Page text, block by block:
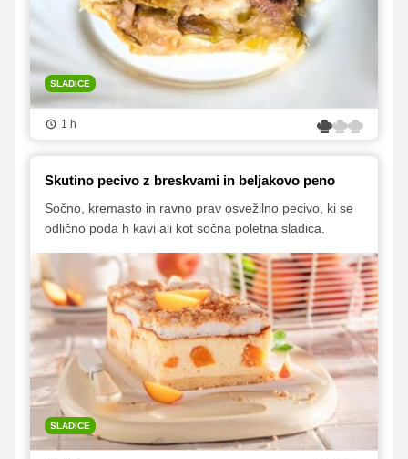
SLADICE
1 h
Skutino pecivo z breskvami in beljakovo peno
Sočno, kremasto in ravno prav osvežilno pecivo, ki se
odlično poda h kavi ali kot sočna poletna sladica.
SLADICE